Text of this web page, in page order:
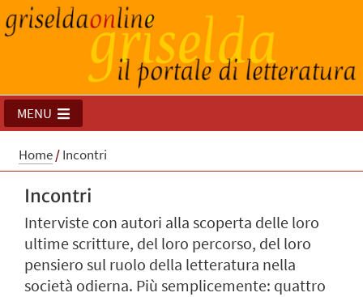
MENU
Home/Incontri
Incontri
Interviste con autori alla scoperta delle loro
ultime scritture, del loro percorso, del loro
pensiero sul ruolo della letteratura nella
società odierna. Più semplicemente: quattro